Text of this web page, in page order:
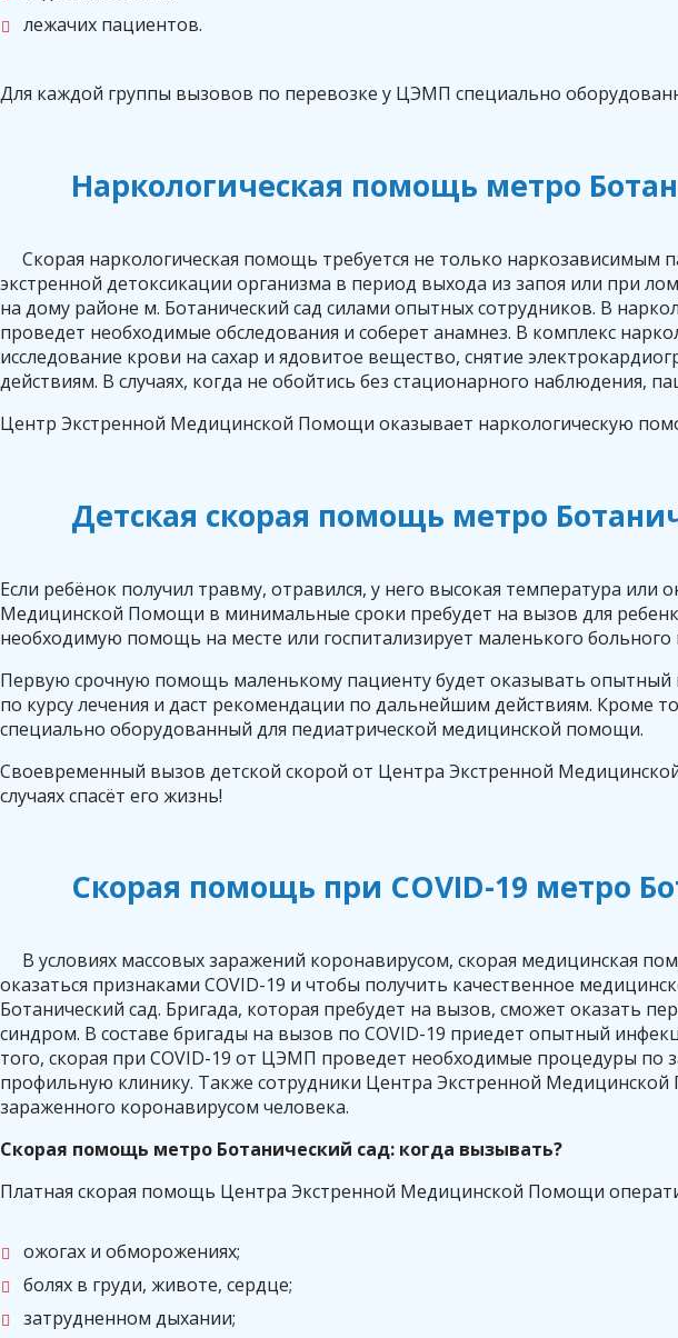
лежачих пациентов.
Для каждой группы вызовов по перевозке у ЦЭМП специально
Наркологическая помощь метро
Скорая наркологическая помощь требуется не только
экстренной детоксикации организма в период выхода из запоя или при
на дому районе м. Ботанический сад силами опытных сотрудников. В
проведет необходимые обследования и соберет анамнез. В комплекс
исследование крови на сахар и ядовитое вещество, снятие
действиям. В случаях, когда не обойтись без стационарного
Центр Экстренной Медицинской Помощи оказывает наркологическую
Детская скорая помощь метро
Если ребёнок получил травму, отравился, у него высокая температура
Медицинской Помощи в минимальные сроки пребудет на вызов для
необходимую помощь на месте или госпитализирует маленького
Первую срочную помощь маленькому пациенту будет оказывать
по курсу лечения и даст рекомендации по дальнейшим действиям. Кроме
специально оборудованный для педиатрической медицинской помощи.
Своевременный вызов детской скорой от Центра Экстренной
случаях спасёт его жизнь!
Скорая помощь при COVID-19 метро
В условиях массовых заражений коронавирусом, скорая медицинская
оказаться признаками COVID-19 и чтобы получить качественное
Ботанический сад. Бригада, которая пребудет на вызов, сможет оказать
синдром. В составе бригады на вызов по COVID-19 приедет опытный
того, скорая при COVID-19 от ЦЭМП проведет необходимые процедуры по
профильную клинику. Также сотрудники Центра Экстренной
зараженного коронавирусом человека.
Скорая помощь метро Ботанический сад: когда вызывать?
Платная скорая помощь Центра Экстренной Медицинской Помощи
ожогах и обморожениях;
болях в груди, животе, сердце;
затрудненном дыхании;